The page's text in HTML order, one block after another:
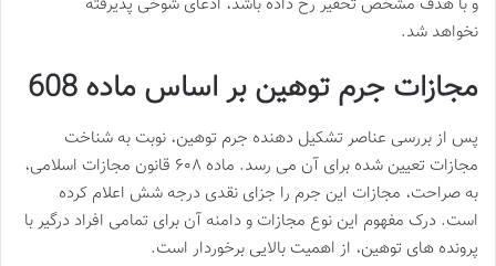
و با هدف مشخص تحقیر رخ داده باشد، ادعای شوخی پذیرفته
نخواهد شد.
مجازات جرم توهین بر اساس ماده 608
پس از بررسی عناصر تشکیل دهنده جرم توهین، نوبت به شناخت
مجازات تعیین شده برای آن می رسد. ماده ۶۰۸ قانون مجازات اسلامی،
به صراحت، مجازات این جرم را جزای نقدی درجه شش اعلام کرده
است. درک مفهوم این نوع مجازات و دامنه آن برای تمامی افراد درگیر با
پرونده های توهین، از اهمیت بالایی برخوردار است.